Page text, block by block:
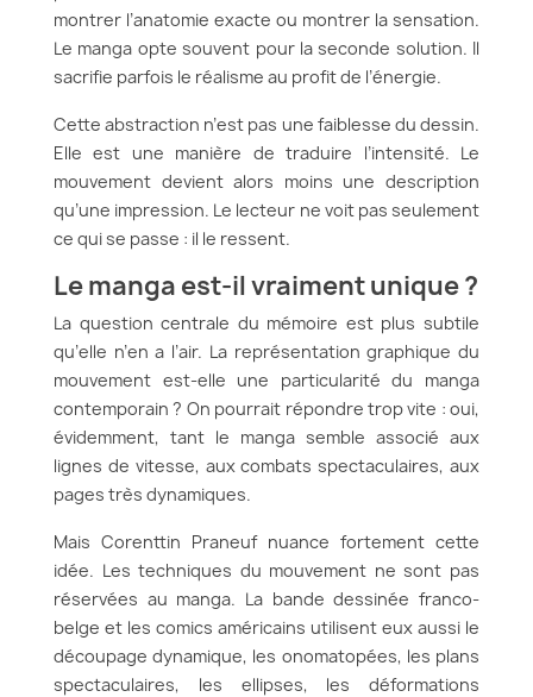
montrer l’anatomie exacte ou montrer la sensation.
Le manga opte souvent pour la seconde solution. Il
sacrifie parfois le réalisme au profit de l’énergie.
Cette abstraction n’est pas une faiblesse du dessin.
Elle est une manière de traduire l’intensité. Le
mouvement devient alors moins une description
qu’une impression. Le lecteur ne voit pas seulement
ce qui se passe : il le ressent.
Le manga est-il vraiment unique ?
La question centrale du mémoire est plus subtile
qu’elle n’en a l’air. La représentation graphique du
mouvement est-elle une particularité du manga
contemporain ? On pourrait répondre trop vite : oui,
évidemment, tant le manga semble associé aux
lignes de vitesse, aux combats spectaculaires, aux
pages très dynamiques.
Mais Corenttin Praneuf nuance fortement cette
idée. Les techniques du mouvement ne sont pas
réservées au manga. La bande dessinée franco-
belge et les comics américains utilisent eux aussi le
découpage dynamique, les onomatopées, les plans
spectaculaires, les ellipses, les déformations